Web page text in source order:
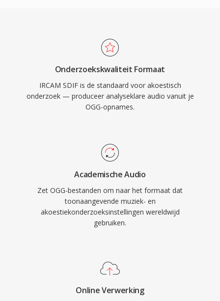
Onderzoekskwaliteit Formaat
IRCAM SDIF is de standaard voor akoestisch
onderzoek — produceer analyseklare audio vanuit je
OGG-opnames.
Academische Audio
Zet OGG-bestanden om naar het formaat dat
toonaangevende muziek- en
akoestiekonderzoeksinstellingen wereldwijd
gebruiken.
Online Verwerking